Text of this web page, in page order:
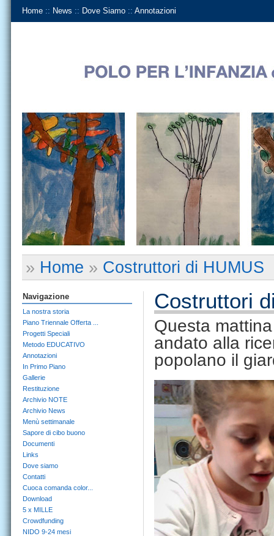
Home :: News :: Dove Siamo :: Annotazioni
» Home » Costruttori di HUMUS
Costruttori
Questa
andato alla
popolano il
Navigazione
La nostra storia
Piano Triennale Offerta ...
Progetti Speciali
Metodo EDUCATIVO
Annotazioni
In Primo Piano
Gallerie
Restituzione
Archivio NOTE
Archivio News
Menù settimanale
Sapore di cibo buono
Documenti
Links
Dove siamo
Contatti
Cuoca comanda color...
Download
5 x MILLE
Crowdfunding
NIDO 9-24 mesi